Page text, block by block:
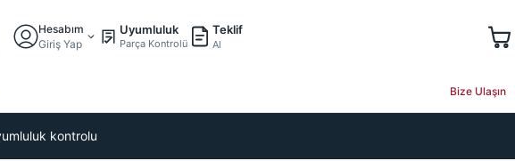
Hesabım
Giriş Yap
Uyumluluk
Parça Kontrolü
Teklif
Al
Bize Ulaşın
kontrolu